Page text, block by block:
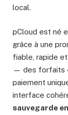
local.
pCloud est né
grâce à une
fiable, rapide
— des forfaits
paiement
interface
sauvegarde